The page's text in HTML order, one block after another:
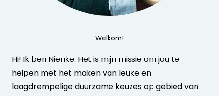
Welkom!
Hi! Ik ben Nienke. Het is mijn missie om jou te
helpen met het maken van leuke en
laagdrempelige duurzame keuzes op gebied van